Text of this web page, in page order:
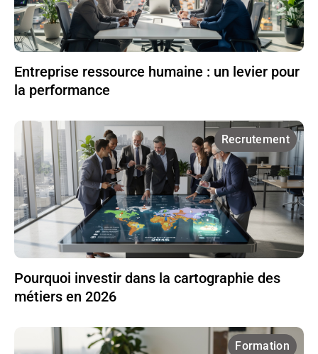
Entreprise ressource humaine : un levier pour
la performance
Recrutement
Pourquoi investir dans la cartographie des
métiers en 2026
Formation